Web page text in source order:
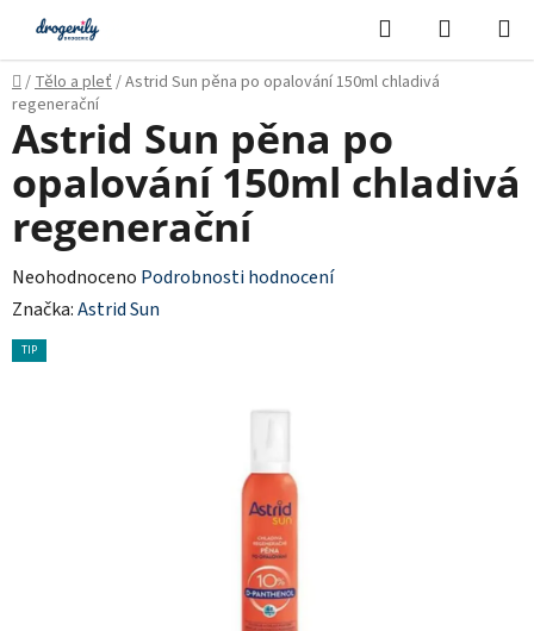
Přejít
obsah
Hledat
KOŠÍK
Domů
/Tělo a pleť/Astrid Sun pěna po opalování 150ml chladivá
regenerační
Astrid Sun pěna po
opalování 150ml chladivá
regenerační
Průměrné
hodnocení
produktu
Neohodnoceno Podrobnosti hodnocení
Značka:Astrid Sun
TIP